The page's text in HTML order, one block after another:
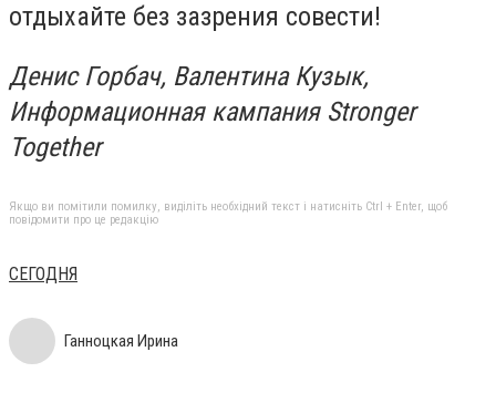
отдыхайте без зазрения совести!
Денис Горбач, Валентина Кузык,
Информационная кампания Stronger
Together
Якщо ви помітили помилку, виділіть необхідний текст і натисніть Ctrl + Enter, щоб
повідомити про це редакцію
СЕГОДНЯ
Ганноцкая Ирина